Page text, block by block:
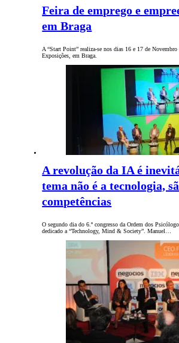
Feira de emprego e
em Braga
A “Start Point” realiza-se nos dias 16 e 17 de Novembro
Exposições, em Braga.
A revolução da IA é
tema não é a tecnologia,
competências
O segundo dia do 6.º congresso da Ordem dos
dedicado a “Technology, Mind & Society”. Manuel…